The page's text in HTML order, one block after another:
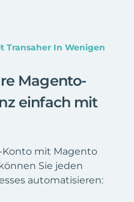
Transaher In Wenigen
Magento-
einfach mit
Konto mit Magento
Sie jeden
automatisieren: